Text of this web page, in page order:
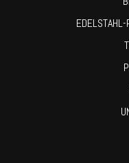
EDELSTAHL-